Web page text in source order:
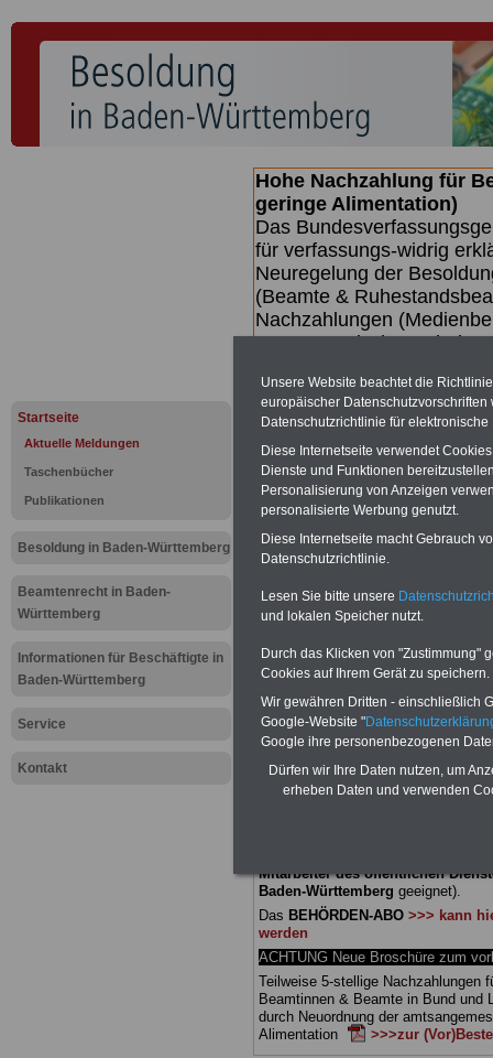
Startseite
Aktuelle Meldungen
Taschenbücher
Publikationen
Besoldung in Baden-Württemberg
Beamtenrecht in Baden-
Württemberg
Informationen für Beschäftigte in
Baden-Württemberg
Service
Kontakt
Hohe Nachzahlung für
geringe Alimentation)
Das
für verfassungs-widrig
Neuregelung der
(Beamte &
Nachzahlungen
Beamtezwischen mind.
dem Beschluss des
wird (wahrscheinlich im
Meldung
dürfen
werden
BEHÖRDEN-ABOmit 3 Ratgebern
25,00 Euro: Wissenswertes für
und Beamte, Beamten-
Mitarbeiter des öffentlichen
Baden-Württemberg geeignet).
Das BEHÖRDEN-ABO >>> kann
werden
ACHTUNG Neue Broschüre zum
Teilweise 5-stellige Nachzahlungen
Beamtinnen & Beamte in Bund und
durch Neuordnung der
Alimentation
>>>zur
Unsere Website beachtet die
europäischer
Datenschutzrichtlinie für
Diese Internetseite verwendet
Dienste und Funktionen
Personalisierung von Anzeigen
personalisierte Werbung genutzt.
Diese Internetseite macht Gebrauch
Datenschutzrichtlinie.
Lesen Sie bitte unsere
und lokalen Speicher nutzt.
Durch das Klicken von "Zustimmung"
Cookies auf Ihrem Gerät zu speichern.
Wir gewähren Dritten - einschließlich
Google-Website "
Google ihre personenbezogenen
Dürfen wir Ihre Daten nutzen, um
erheben Daten und verwenden